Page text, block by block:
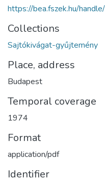
https://bea.fszek.hu/
Collections
Sajtókivágat-gyűjtemény
Place, address
Budapest
Temporal coverage
1974
Format
application/pdf
Identifier